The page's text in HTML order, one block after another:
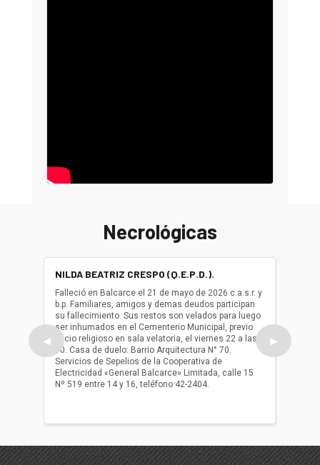
Necrológicas
◀
NILDA BEATRIZ CRESPO (Q.E.P.D.).
Falleció en Balcarce el 21 de mayo de 2026 c.a.s.r. y
b.p. Familiares, amigos y demas deudos participan
su fallecimiento. Sus restos son velados para luego
ser inhumados en el Cementerio Municipal, previo
oficio religioso en sala velatoria, el viernes 22 a las
10. Casa de duelo: Barrio Arquitectura N° 70.
Servicios de Sepelios de la Cooperativa de
Electricidad «General Balcarce» Limitada, calle 15
Nº 519 entre 14 y 16, teléfono 42-2404.
ser
oficio
▶